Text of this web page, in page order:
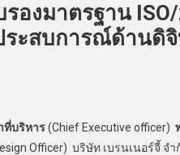
รองมาตรฐาน
ะสบการณ์ด้านดิ
ที่บริหาร(Chief Executive officer)
Officer) บริษัท เบรนเนอร์จี้